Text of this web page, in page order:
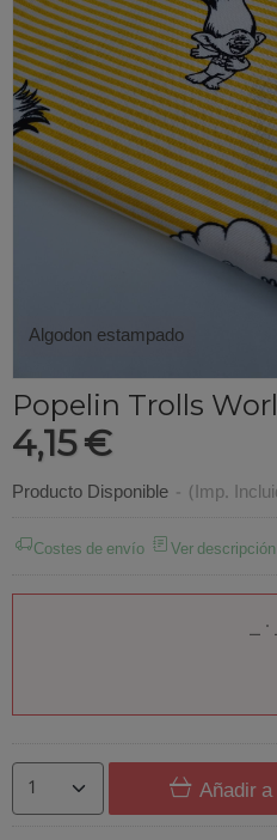
Algodon estampado
Popelin Trolls
4,15 €
Producto Disponible - (Imp.
Costes de envío Ver descripción
Añadir